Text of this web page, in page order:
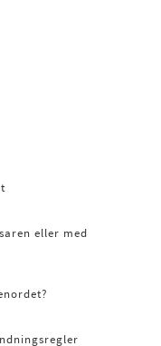
eller med